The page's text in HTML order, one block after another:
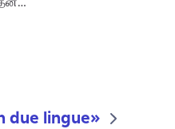
due lingue»